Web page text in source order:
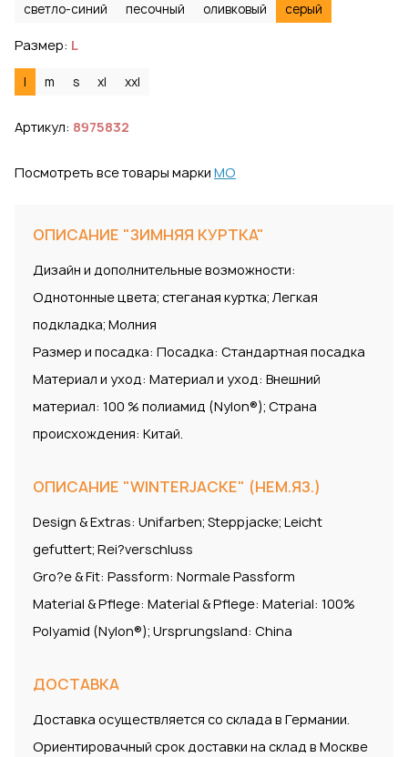
светло-синий
песочный оливковый серый
Размер: L
l m s xl xxl
Артикул: 8975832
Посмотреть все товары марки MO
ОПИСАНИЕ "ЗИМНЯЯ КУРТКА"
Дизайн и дополнительные возможности:
Однотонные цвета; стеганая куртка; Легкая
подкладка; Молния
Размер и посадка: Посадка: Стандартная посадка
Материал и уход: Материал и уход: Внешний
материал: 100 % полиамид (Nylon®); Страна
происхождения: Китай.
ОПИСАНИЕ "WINTERJACKE" (НЕМ.ЯЗ.)
Design & Extras: Unifarben; Steppjacke; Leicht
gefuttert; Rei?verschluss
Gro?e & Fit: Passform: Normale Passform
Material & Pflege: Material & Pflege: Material: 100%
Polyamid (Nylon®); Ursprungsland: China
ДОСТАВКА
Доставка осуществляется со склада в Германии.
Ориентировачный срок доставки на склад в Москве